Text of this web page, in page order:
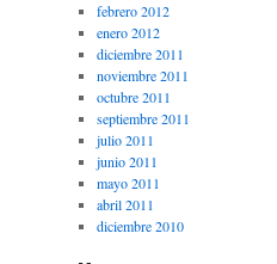
febrero 2012
enero 2012
diciembre 2011
noviembre 2011
octubre 2011
septiembre 2011
julio 2011
junio 2011
mayo 2011
abril 2011
diciembre 2010